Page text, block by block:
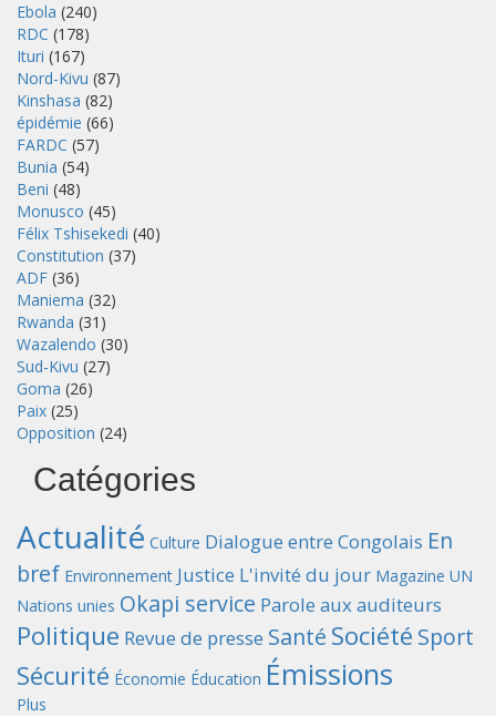
Ebola (240)
RDC (178)
Ituri (167)
Nord-Kivu (87)
Kinshasa (82)
épidémie (66)
FARDC (57)
Bunia (54)
Beni (48)
Monusco (45)
Félix Tshisekedi (40)
Constitution (37)
ADF (36)
Maniema (32)
Rwanda (31)
Wazalendo (30)
Sud-Kivu (27)
Goma (26)
Paix (25)
Opposition (24)
Catégories
Actualité Culture Dialogue entre Congolais En
bref Environnement Justice L'invité du jour Magazine UN
Nations unies Okapi service Parole aux auditeurs
Politique Revue de presse Santé Société Sport
Sécurité Économie Éducation Émissions
Plus